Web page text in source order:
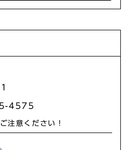
4575
注意ください！